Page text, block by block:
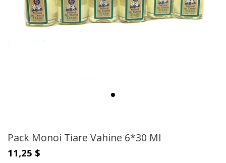
Pack Monoi Tiare Vahine 6*30 Ml
11,25 $